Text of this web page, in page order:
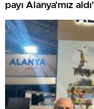
payı Alanya’mız aldı’